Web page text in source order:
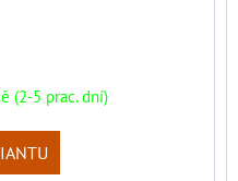
(2-5 prac. dní)